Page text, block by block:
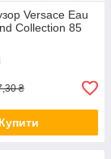
Versace Eau
Collection 85
₴
Купити